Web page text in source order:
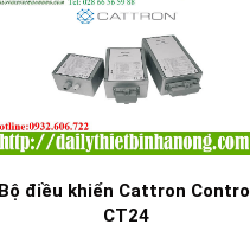
Bộ điều khiển Cattron Control
CT24